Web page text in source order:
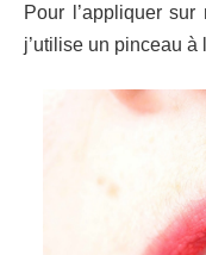
Pour l’appliquer
j’utilise un pinceau à